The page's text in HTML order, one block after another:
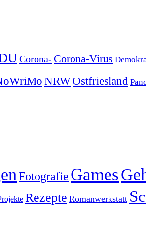
Corona- Corona-Virus
NRWOstfriesland
Fotografie Games
Rezepte Romanwerkstatt